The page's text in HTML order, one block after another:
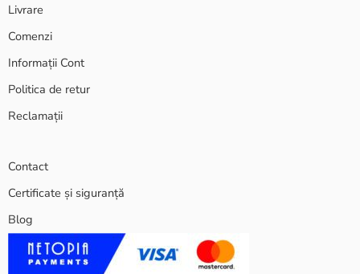
Livrare
Comenzi
Informații Cont
Politica de retur
Reclamații
Contact
Certificate și siguranță
Blog